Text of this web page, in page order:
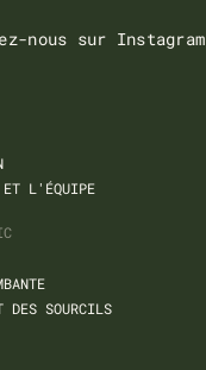
nous sur Instagram
L'ÉQUIPE
DES SOURCILS